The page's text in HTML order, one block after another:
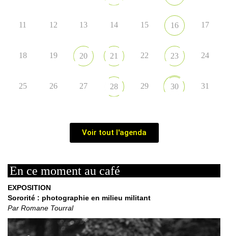
11 12 13 14 15 16 17
18 19 20 21 22 23 24
25 26 27 28 29 30 31
Voir tout l'agenda
En ce moment au café
EXPOSITION
Sororité : photographie en milieu militant
Par Romane Tourral